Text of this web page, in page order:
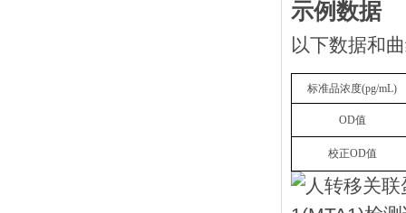
示例数据
以下数据和
标准品浓度(pg/mL)
OD值
校正OD值